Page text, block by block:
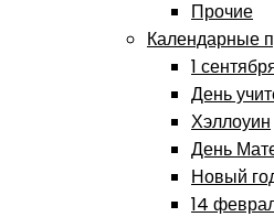
Прочие
Календарные
1
День
Хэллоуин
День
Новый
14